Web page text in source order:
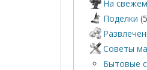
На
Поделки
Советы
Бытовые